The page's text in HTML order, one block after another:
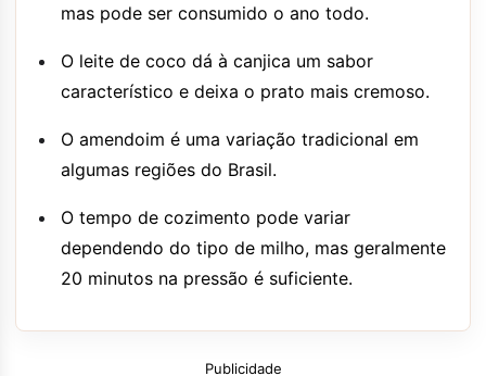
mas pode ser consumido o ano todo.
O leite de coco dá à canjica um sabor
característico e deixa o prato mais cremoso.
O amendoim é uma variação tradicional em
algumas regiões do Brasil.
O tempo de cozimento pode variar
dependendo do tipo de milho, mas geralmente
20 minutos na pressão é suficiente.
Publicidade